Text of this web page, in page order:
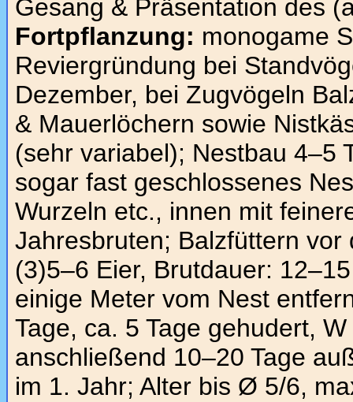
Gesang & Präsentation des
Fortpflanzung: monogame
Reviergründung bei
Dezember, bei Zugvögeln
& Mauerlöchern sowie
(sehr variabel); Nestbau 4–5
sogar fast geschlossenes
Wurzeln etc., innen mit
Jahresbruten; Balzfüttern
(3)5–6 Eier, Brutdauer:
einige Meter vom Nest
Tage, ca. 5 Tage gehudert,
anschließend 10–20 Tage
im 1. Jahr; Alter bis Ø 5/6,